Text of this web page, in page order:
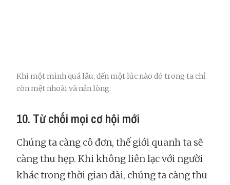
Khi một mình quá lâu, đến một lúc nào đó trong ta chỉ
còn mệt nhoài và nản lòng.
10. Từ chối mọi cơ hội mới
Chúng ta càng cô đơn, thế giới quanh ta sẽ
càng thu hẹp. Khi không liên lạc với người
khác trong thời gian dài, chúng ta càng thu